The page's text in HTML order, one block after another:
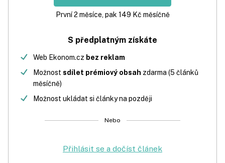
První 2 měsíce, pak 149 Kč měsíčně
S předplatným získáte
Web Ekonom.cz bez reklam
Možnost sdílet prémiový obsah zdarma (5 článků
měsíčně)
Možnost ukládat si články na později
Nebo
Přihlásit se a dočíst článek